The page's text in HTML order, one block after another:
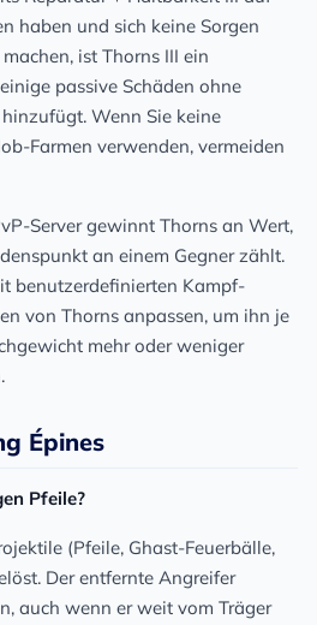
haben und sich keine Sorgen
ist Thorns III ein
passive Schäden ohne
Wenn Sie keine
Farmen verwenden, vermeiden
Server gewinnt Thorns an Wert,
an einem Gegner zählt.
benutzerdefinierten Kampf-
von Thorns anpassen, um ihn je
mehr oder weniger
Épines
Pfeile?
(Pfeile, Ghast-Feuerbälle,
Der entfernte Angreifer
auch wenn er weit vom Träger